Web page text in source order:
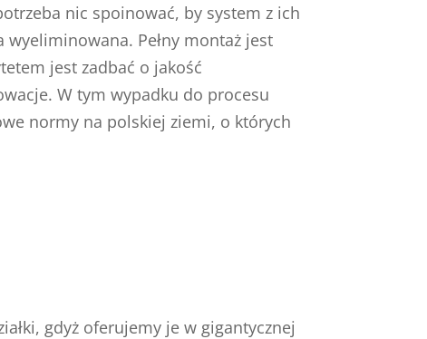
nic spoinować, by system z ich
wyeliminowana. Pełny montaż jest
jest zadbać o jakość
W tym wypadku do procesu
normy na polskiej ziemi, o których
gdyż oferujemy je w gigantycznej